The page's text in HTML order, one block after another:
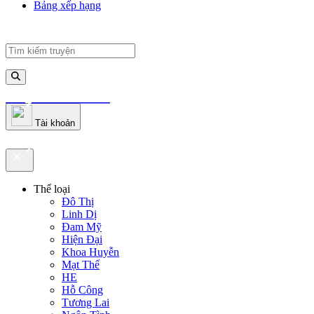
Bảng xếp hạng
truyenfullz.com
Tài khoản
truyenfullz.com
Thể loại
Đô Thị
Linh Dị
Đam Mỹ
Hiện Đại
Khoa Huyễn
Mạt Thế
HE
Hỗ Công
Tương Lai